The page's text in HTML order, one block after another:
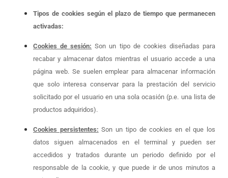
Tipos de cookies según el plazo de tiempo que permanecen
activadas:
Cookies de sesión: Son un tipo de cookies diseñadas para
recabar y almacenar datos mientras el usuario accede a una
página web. Se suelen emplear para almacenar información
que solo interesa conservar para la prestación del servicio
solicitado por el usuario en una sola ocasión (p.e. una lista de
productos adquiridos).
Cookies persistentes: Son un tipo de cookies en el que los
datos siguen almacenados en el terminal y pueden ser
accedidos y tratados durante un periodo definido por el
responsable de la cookie, y que puede ir de unos minutos a